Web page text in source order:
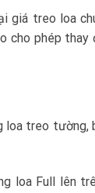
giá treo loa
cho phép
treo tường,
loa Full lên